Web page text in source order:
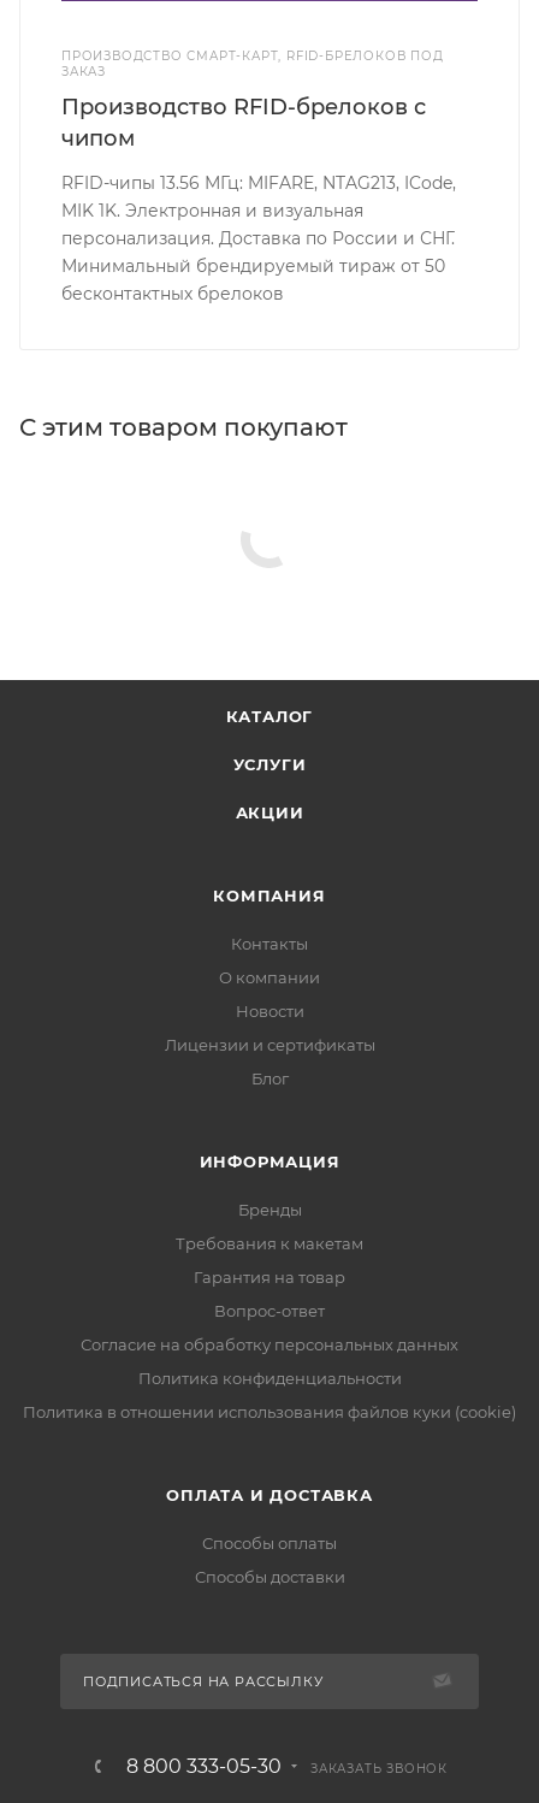
ПРОИЗВОДСТВО СМАРТ-КАРТ, RFID-БРЕЛОКОВ ПОД
ЗАКАЗ
Производство RFID-брелоков с
чипом
RFID-чипы 13.56 МГц: MIFARE, NTAG213, ICode,
MIK 1K. Электронная и визуальная
персонализация. Доставка по России и СНГ.
Минимальный брендируемый тираж от 50
бесконтактных брелоков
С этим товаром покупают
КАТАЛОГ
УСЛУГИ
АКЦИИ
КОМПАНИЯ
Контакты
О компании
Новости
Лицензии и сертификаты
Блог
ИНФОРМАЦИЯ
Бренды
Требования к макетам
Гарантия на товар
Вопрос-ответ
Согласие на обработку персональных данных
Политика конфиденциальности
Политика в отношении использования файлов куки (cookie)
ОПЛАТА И ДОСТАВКА
Способы оплаты
Способы доставки
ПОДПИСАТЬСЯ НА РАССЫЛКУ
8 800 333-05-30 ЗАКАЗАТЬ ЗВОНОК